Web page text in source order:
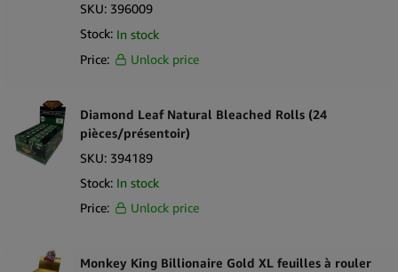
SKU: 396009
Stock: In stock
Price:
Unlock price
Diamond Leaf Natural Bleached Rolls (24
pièces/présentoir)
SKU: 394189
Stock: In stock
Price:
Unlock price
Monkey King Billionaire Gold XL feuilles à rouler